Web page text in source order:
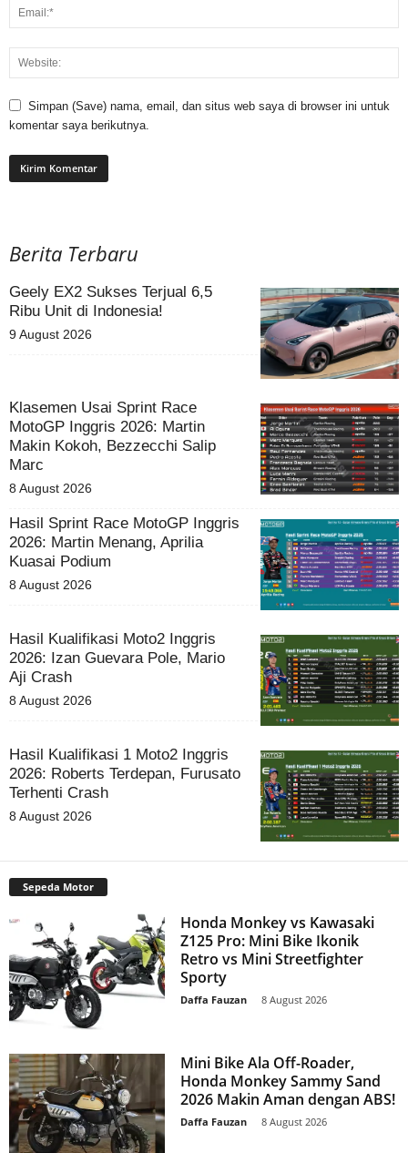
Simpan (Save) nama, email, dan situs web saya di browser ini untuk
komentar saya berikutnya.
Berita Terbaru
Geely EX2 Sukses Terjual 6,5
Ribu Unit di Indonesia!
9 August 2026
Klasemen Usai Sprint Race
MotoGP Inggris 2026: Martin
Makin Kokoh, Bezzecchi Salip
Marc
8 August 2026
Hasil Sprint Race MotoGP Inggris
2026: Martin Menang, Aprilia
Kuasai Podium
8 August 2026
Hasil Kualifikasi Moto2 Inggris
2026: Izan Guevara Pole, Mario
Aji Crash
8 August 2026
Hasil Kualifikasi 1 Moto2 Inggris
2026: Roberts Terdepan, Furusato
Terhenti Crash
8 August 2026
Sepeda Motor
Honda Monkey vs Kawasaki
Z125 Pro: Mini Bike Ikonik
Retro vs Mini Streetfighter
Sporty
Daffa Fauzan 8 August 2026
Mini Bike Ala Off-Roader,
Honda Monkey Sammy Sand
2026 Makin Aman dengan ABS!
Daffa Fauzan 8 August 2026